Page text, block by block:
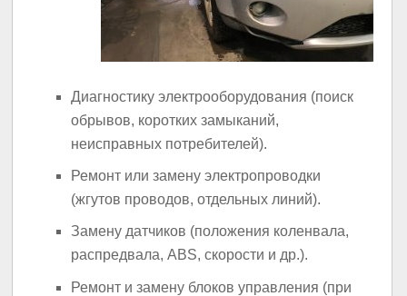
Диагностику электрооборудования (поиск
обрывов, коротких замыканий,
неисправных потребителей).
Ремонт или замену электропроводки
(жгутов проводов, отдельных линий).
Замену датчиков (положения коленвала,
распредвала, ABS, скорости и др.).
Ремонт и замену блоков управления (при